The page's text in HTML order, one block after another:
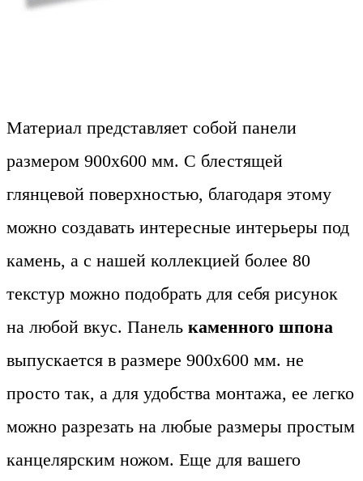
Материал представляет собой панели
размером 900х600 мм. С блестящей
глянцевой поверхностью, благодаря этому
можно создавать интересные интерьеры под
камень, а с нашей коллекцией более 80
текстур можно подобрать для себя рисунок
на любой вкус. Панель каменного шпона
выпускается в размере 900х600 мм. не
просто так, а для удобства монтажа, ее легко
можно разрезать на любые размеры простым
канцелярским ножом. Еще для вашего